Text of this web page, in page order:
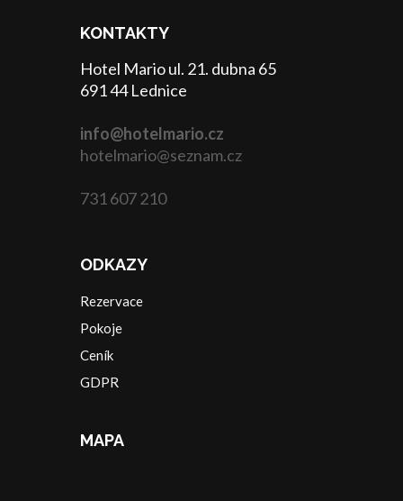
KONTAKTY
Hotel Mario ul. 21. dubna 65
691 44 Lednice
info@hotelmario.cz
hotelmario@seznam.cz
731 607 210
ODKAZY
Rezervace
Pokoje
Ceník
GDPR
MAPA